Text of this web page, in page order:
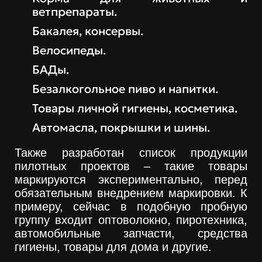
ветпрепараты.
Бакалея, консервы.
Велосипеды.
БАДы.
Безалкогольное пиво и напитки.
Товары личной гигиены, косметика.
Автомасла, покрышки и шины.
Также разработан список продукции
пилотных проектов – такие товары
маркируются экспериментально, перед
обязательным внедрением маркировки. К
примеру, сейчас в подобную пробную
группу входит оптоволокно, пиротехника,
автомобильные запчасти, средства
гигиены, товары для дома и другие.